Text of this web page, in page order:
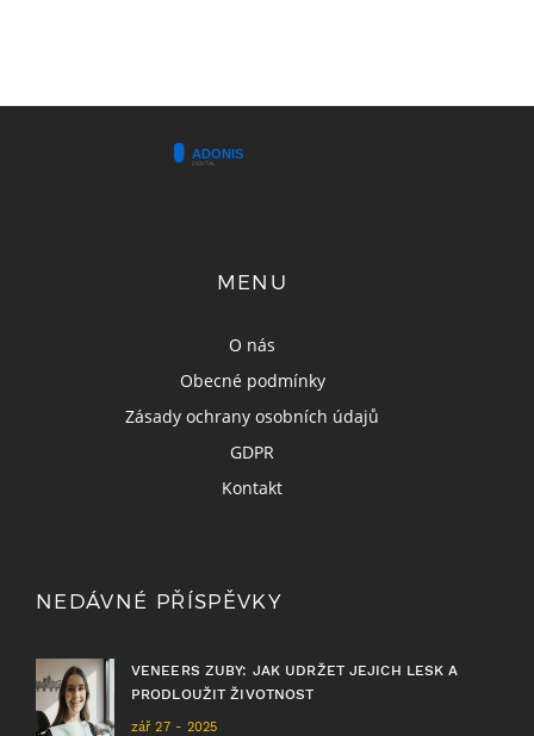
MENU
O nás
Obecné podmínky
Zásady ochrany osobních údajů
GDPR
Kontakt
NEDÁVNÉ PŘÍSPĚVKY
VENEERS ZUBY: JAK UDRŽET JEJICH LESK A
PRODLOUŽIT ŽIVOTNOST
zář 27 - 2025